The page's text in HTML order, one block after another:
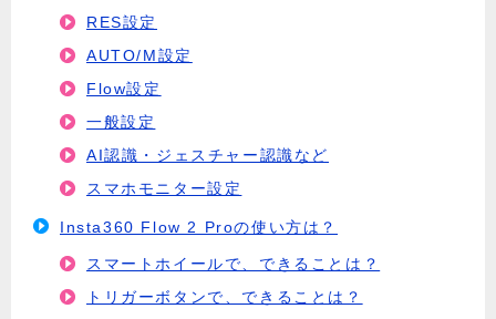
RES設定
AUTO/M設定
Flow設定
一般設定
AI認識・ジェスチャー認識など
スマホモニター設定
Insta360 Flow 2 Proの使い方は？
スマートホイールで、できることは？
トリガーボタンで、できることは？